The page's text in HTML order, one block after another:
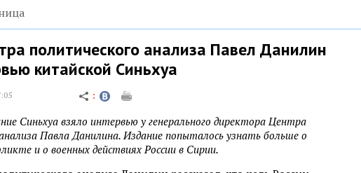
политического анализа Павел Данилин
китайской Синьхуа
Синьхуа взяло интервью у генерального директора Центра
Павла Данилина. Издание попыталось узнать больше о
и о военных действиях России в Сирии.